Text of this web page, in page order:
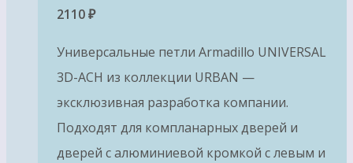
2110₽
Универсальные петли Armadillo UNIVERSAL
3D-ACH из коллекции URBAN —
эксклюзивная разработка компании.
Подходят для компланарных дверей и
дверей с алюминиевой кромкой с левым и